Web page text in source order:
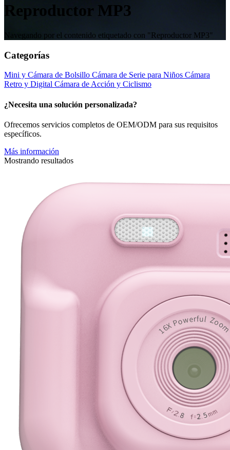
Reproductor MP3
Navegando por el contenido etiquetado con "Reproductor MP3"
Categorías
Mini y Cámara de Bolsillo Cámara de Serie para Niños Cámara
Retro y Digital Cámara de Acción y Ciclismo
¿Necesita una solución personalizada?
Ofrecemos servicios completos de OEM/ODM para sus requisitos
específicos.
Más información
Mostrando resultados